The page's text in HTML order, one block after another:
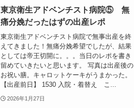
東京衛生アドベンチスト病院⑤ 無
痛分娩だったはずの出産レポ
東京衛生アドベンチスト病院で無事出産を終
えてきました！無痛分娩希望でしたが、結果
としては帝王切開に。。。当日のレポを書き
留めていきたいと思います。 写真は出産後の
お祝い膳。キャロットケーキがうまかった。
【出産前日】 1530 入院・着替え こ...
2026年1月27日